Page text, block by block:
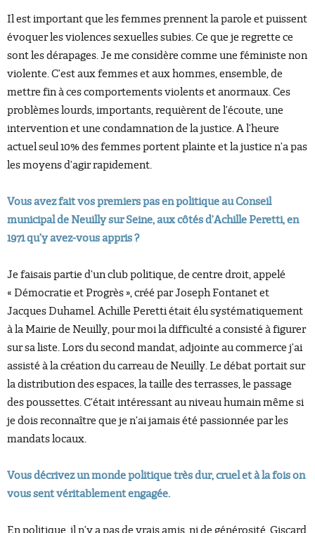
Il est important que les femmes prennent la parole et puissent
évoquer les violences sexuelles subies. Ce que je regrette ce
sont les dérapages. Je me considère comme une féministe non
violente. C’est aux femmes et aux hommes, ensemble, de
mettre fin à ces comportements violents et anormaux. Ces
problèmes lourds, importants, requièrent de l’écoute, une
intervention et une condamnation de la justice. A l’heure
actuel seul 10% des femmes portent plainte et la justice n’a pas
les moyens d’agir rapidement.
Vous avez fait vos premiers pas en politique au Conseil
municipal de Neuilly sur Seine, aux côtés d’Achille Peretti, en
1971 qu’y avez-vous appris ?
Je faisais partie d’un club politique, de centre droit, appelé
« Démocratie et Progrès », créé par Joseph Fontanet et
Jacques Duhamel. Achille Peretti était élu systématiquement
à la Mairie de Neuilly, pour moi la difficulté a consisté à figurer
sur sa liste. Lors du second mandat, adjointe au commerce j’ai
assisté à la création du carreau de Neuilly. Le débat portait sur
la distribution des espaces, la taille des terrasses, le passage
des poussettes. C’était intéressant au niveau humain même si
je dois reconnaître que je n’ai jamais été passionnée par les
mandats locaux.
Vous décrivez un monde politique très dur, cruel et à la fois on
vous sent véritablement engagée.
En politique, il n’y a pas de vrais amis, ni de générosité. Giscard